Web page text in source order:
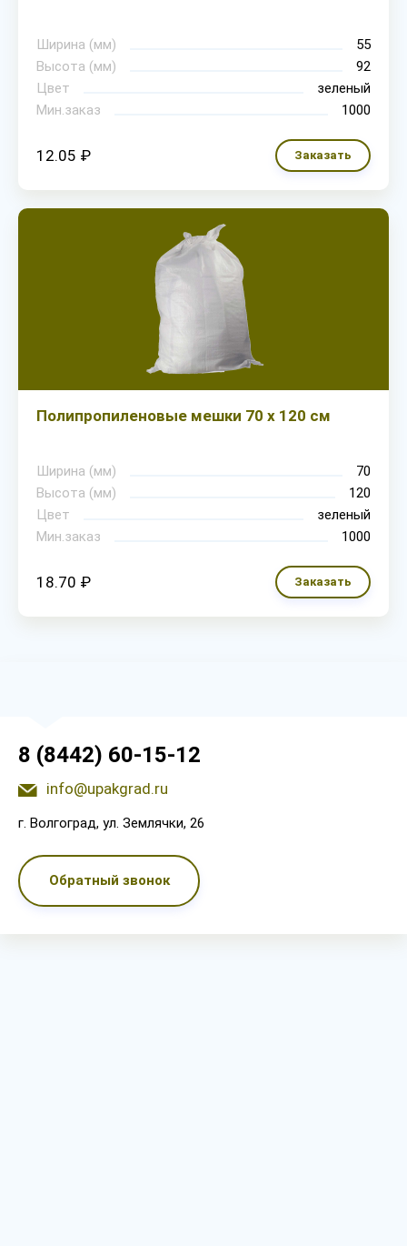
Ширина (мм)
55
Высота (мм)
92
Цвет
зеленый
Мин.заказ
1000
12.05 ₽ Заказать
Полипропиленовые мешки 70 х 120 см
Ширина (мм)
70
Высота (мм)
120
Цвет
зеленый
Мин.заказ
1000
18.70 ₽ Заказать
8 (8442) 60-15-12
info@upakgrad.ru
г. Волгоград, ул. Землячки, 26
Обратный звонок